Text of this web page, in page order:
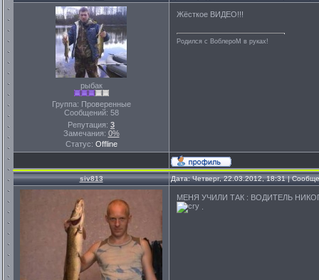
рыбак
Группа: Проверенные
Сообщений: 58
Репутация: 3
Замечания: 0%
Статус: Offline
Жёсткое ВИДЕО!!!
Родился с ВоблероМ в руках!
siv813 Дата: Четверг, 22.03.2012, 18:31 |
МЕНЯ УЧИЛИ ТАК : ВОДИТЕЛЬ